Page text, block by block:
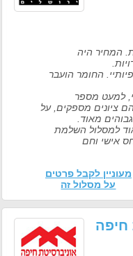
המחיר היה
החומר הועבר
למעט מספר
ציונים מספקים, על
מאוד.
למסלול השלמת
אישי וחם
מעוניין לקבל פרטים
על מסלול זה
חיפה